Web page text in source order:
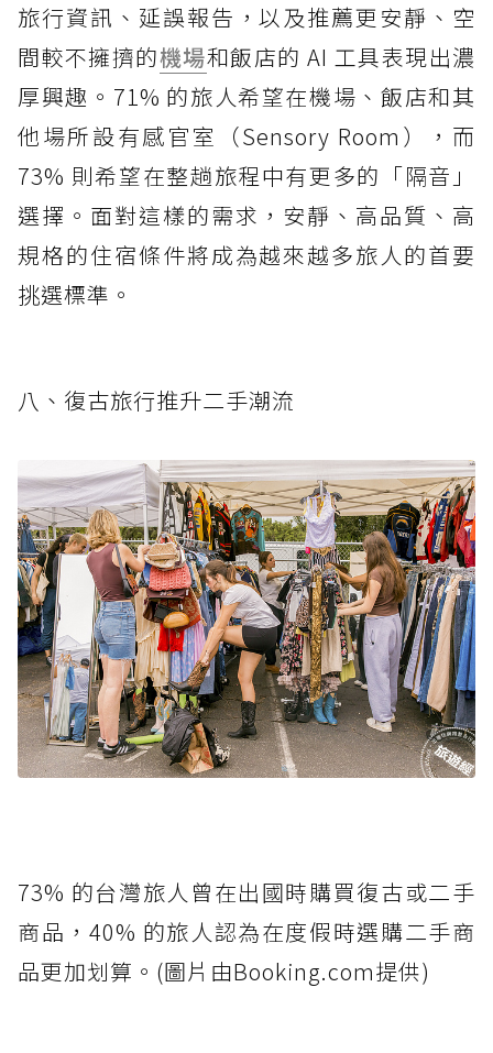
旅行資訊、延誤報告，以及推薦更安靜、空
間較不擁擠的機場和飯店的 AI 工具表現出濃
厚興趣。71% 的旅人希望在機場、飯店和其
他場所設有感官室（Sensory Room），而
73% 則希望在整趟旅程中有更多的「隔音」
選擇。面對這樣的需求，安靜、高品質、高
規格的住宿條件將成為越來越多旅人的首要
挑選標準。
八、復古旅行推升二手潮流
73% 的台灣旅人曾在出國時購買復古或二手
商品，40% 的旅人認為在度假時選購二手商
品更加划算。(圖片由Booking.com提供)